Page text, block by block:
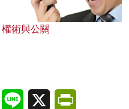
權術與公關
LinkedInLine X